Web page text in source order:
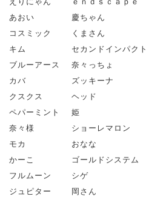
あおい 慶ちゃん
コスミック くまさん
キム セカンドインパクト
ブルーアース 奈々っちょ
カバ ズッキーナ
クスクス ヘッド
ペパーミント 姫
奈々様 ショーレマロン
モカ おなな
かーこ ゴールドシステム
フルムーン シゲ
ジュピター 岡さん